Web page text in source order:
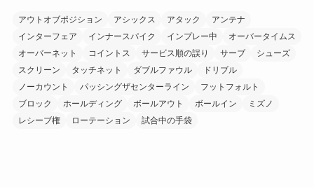
アウトオブポジション アシックス アタック
アンテナ
インターフェア
インナースパイク インプレー中
オーバータイムス
オーバーネット
コイントス サービス順の誤り サーブ
シューズ
スクリーン
タッチネット ダブルファウル
ドリブル
ノーカウント
パッシングザセンターライン
フットフォルト
ブロック
ホールディング ボールアウト ボールイン
ミズノ
レシーブ権
ローテーション 試合中の手袋